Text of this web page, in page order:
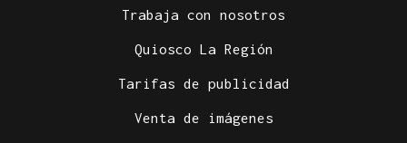
Trabaja con nosotros
Quiosco La Región
Tarifas de publicidad
Venta de imágenes